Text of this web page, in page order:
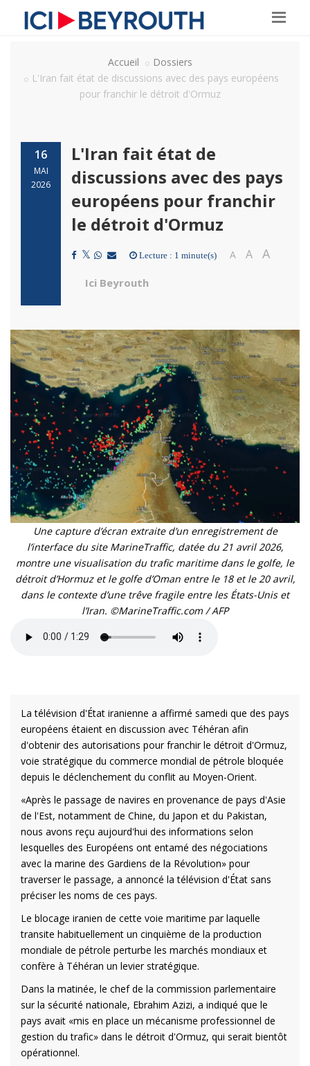
Accueil
Dossiers
L'Iran fait état de discussions avec des pays européens
pour franchir le détroit d'Ormuz
16
MAI
2026
L'Iran fait état de
discussions avec des pays
européens pour franchir
le détroit d'Ormuz
Lecture : 1 minute(s) A A A
Ici Beyrouth
Une capture d’écran extraite d’un enregistrement de
l’interface du site MarineTraffic, datée du 21 avril 2026,
montre une visualisation du trafic maritime dans le golfe, le
détroit d’Hormuz et le golfe d’Oman entre le 18 et le 20 avril,
dans le contexte d’une trêve fragile entre les États-Unis et
l’Iran. ©MarineTraffic.com / AFP
La télévision d'État iranienne a affirmé samedi que des pays
européens étaient en discussion avec Téhéran afin
d'obtenir des autorisations pour franchir le détroit d'Ormuz,
voie stratégique du commerce mondial de pétrole bloquée
depuis le déclenchement du conflit au Moyen-Orient.
«Après le passage de navires en provenance de pays d'Asie
de l'Est, notamment de Chine, du Japon et du Pakistan,
nous avons reçu aujourd'hui des informations selon
lesquelles des Européens ont entamé des négociations
avec la marine des Gardiens de la Révolution» pour
traverser le passage, a annoncé la télévision d'État sans
préciser les noms de ces pays.
Le blocage iranien de cette voie maritime par laquelle
transite habituellement un cinquième de la production
mondiale de pétrole perturbe les marchés mondiaux et
confère à Téhéran un levier stratégique.
Dans la matinée, le chef de la commission parlementaire
sur la sécurité nationale, Ebrahim Azizi, a indiqué que le
pays avait «mis en place un mécanisme professionnel de
gestion du trafic» dans le détroit d'Ormuz, qui serait bientôt
opérationnel.